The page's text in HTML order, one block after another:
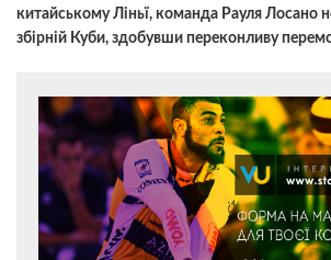
китайському Ліньї, команда Рауля Лосано
збірній Куби, здобувши переконливу